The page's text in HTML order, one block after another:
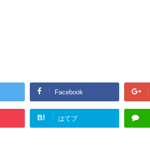
Facebook
B! はてブ